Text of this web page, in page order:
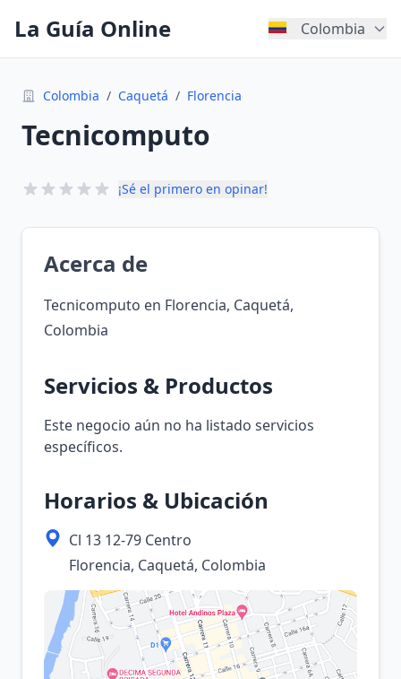
La Guía Online Colombia
Colombia / Caquetá / Florencia
Tecnicomputo
¡Sé el primero en opinar!
Acerca de
Tecnicomputo en Florencia, Caquetá,
Colombia
Servicios & Productos
Este negocio aún no ha listado servicios
específicos.
Horarios & Ubicación
Cl 13 12-79 Centro
Florencia, Caquetá, Colombia